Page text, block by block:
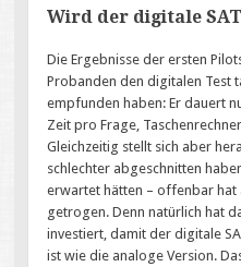
Wird der digitale
Die Ergebnisse der ersten
Probanden den digitalen Test
empfunden haben: Er dauert
Zeit pro Frage,
Gleichzeitig stellt sich aber
schlechter abgeschnitten
erwartet hätten – offenbar hat
getrogen. Denn natürlich hat
investiert, damit der digitale
ist wie die analoge Version.